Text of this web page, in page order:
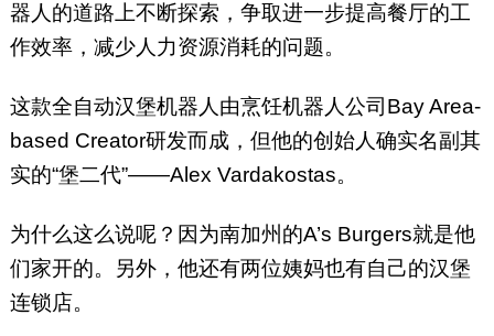
器人的道路上不断探索，争取进一步提高餐厅的工
作效率，减少人力资源消耗的问题。
这款全自动汉堡机器人由烹饪机器人公司Bay Area-
based Creator研发而成，但他的创始人确实名副其
实的“堡二代”——Alex Vardakostas。
为什么这么说呢？因为南加州的A’s Burgers就是他
们家开的。另外，他还有两位姨妈也有自己的汉堡
连锁店。